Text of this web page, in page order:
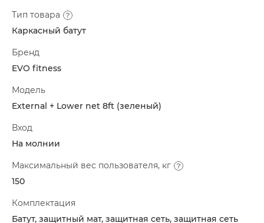
Тип товара
Каркасный батут
Бренд
EVO fitness
Модель
External + Lower net 8ft (зеленый)
Вход
На молнии
Максимальный вес пользователя, кг
150
Комплектация
Батут, защитный мат, защитная сеть, защитная сеть